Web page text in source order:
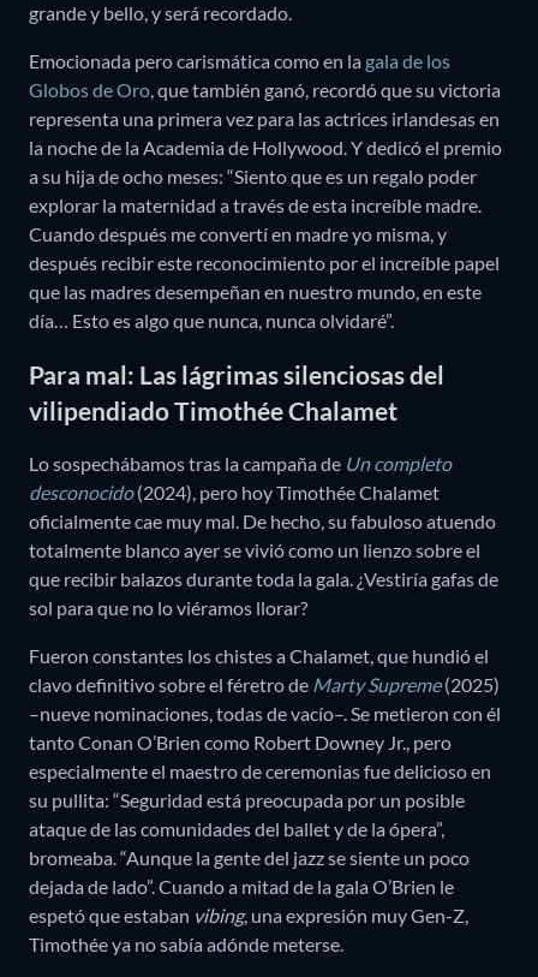
grande y bello, y será recordado.
Emocionada pero carismática como en la gala de los
Globos de Oro, que también ganó, recordó que su victoria
representa una primera vez para las actrices irlandesas en
la noche de la Academia de Hollywood. Y dedicó el premio
a su hija de ocho meses: “Siento que es un regalo poder
explorar la maternidad a través de esta increíble madre.
Cuando después me convertí en madre yo misma, y
después recibir este reconocimiento por el increíble papel
que las madres desempeñan en nuestro mundo, en este
día… Esto es algo que nunca, nunca olvidaré”.
Para mal: Las lágrimas silenciosas del
vilipendiado Timothée Chalamet
Lo sospechábamos tras la campaña de Un completo
desconocido(2024), pero hoy Timothée Chalamet
oficialmente cae muy mal. De hecho, su fabuloso atuendo
totalmente blanco ayer se vivió como un lienzo sobre el
que recibir balazos durante toda la gala. ¿Vestiría gafas de
sol para que no lo viéramos llorar?
Fueron constantes los chistes a Chalamet, que hundió el
clavo definitivo sobre el féretro de Marty Supreme(2025)
–nueve nominaciones, todas de vacío–. Se metieron con él
tanto Conan O’Brien como Robert Downey Jr., pero
especialmente el maestro de ceremonias fue delicioso en
su pullita: “Seguridad está preocupada por un posible
ataque de las comunidades del ballet y de la ópera”,
bromeaba. “Aunque la gente del jazz se siente un poco
dejada de lado”. Cuando a mitad de la gala O’Brien le
espetó que estaban vibing, una expresión muy Gen-Z,
Timothée ya no sabía adónde meterse.